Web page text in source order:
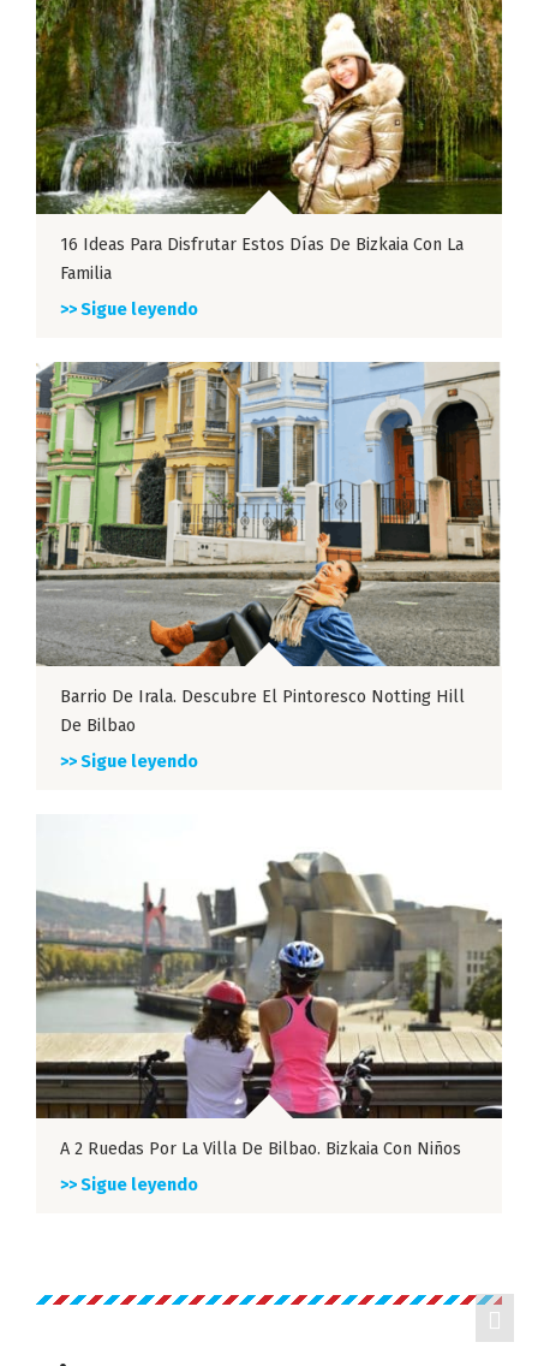
16 Ideas Para Disfrutar Estos Días De Bizkaia Con La
Familia
>> Sigue leyendo
Barrio De Irala. Descubre El Pintoresco Notting Hill
De Bilbao
>> Sigue leyendo
A 2 Ruedas Por La Villa De Bilbao. Bizkaia Con Niños
>> Sigue leyendo